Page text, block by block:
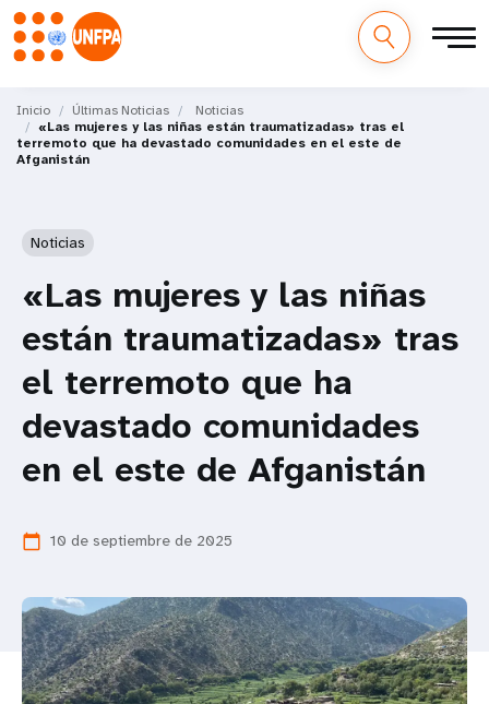
contenido
principal
M
a
Inicio Últimas Noticias
Noticias
«Las mujeres y las niñas están traumatizadas» tras el
terremoto que ha devastado comunidades en el este de
Afganistán
Noticias
«Las mujeres y las niñas
están traumatizadas» tras
el terremoto que ha
devastado comunidades
en el este de Afganistán
calendar_today 10 de septiembre de 2025